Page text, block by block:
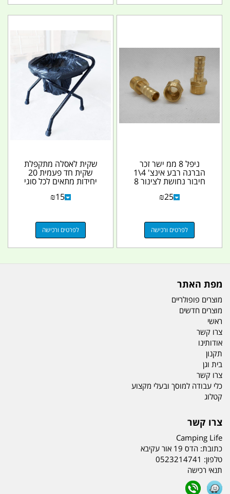
ניפל 8 ממ ישר זכר
הברגה רבע אינצ' 4\1
חיבור נחושת לצינור 8
₪25
לפרטים ורכישה
שקית לאסלה מתקפלת
שקית חד פעמית 20
יחידות מתאים לכל סוגי
נפח...
₪15
לפרטים ורכישה
מפת האתר
מוצרים פופולריים
מוצרים חדשים
ראשי
צרו קשר
אודותינו
תקנון
בית וגן
צרו קשר
כלי עבודה למוסך ובעלי מקצוע
קטלוג
צרו קשר
Camping Life
כתובת: הדס 19 אור עקיבא
טלפון: 0523214741
תנאי רכישה